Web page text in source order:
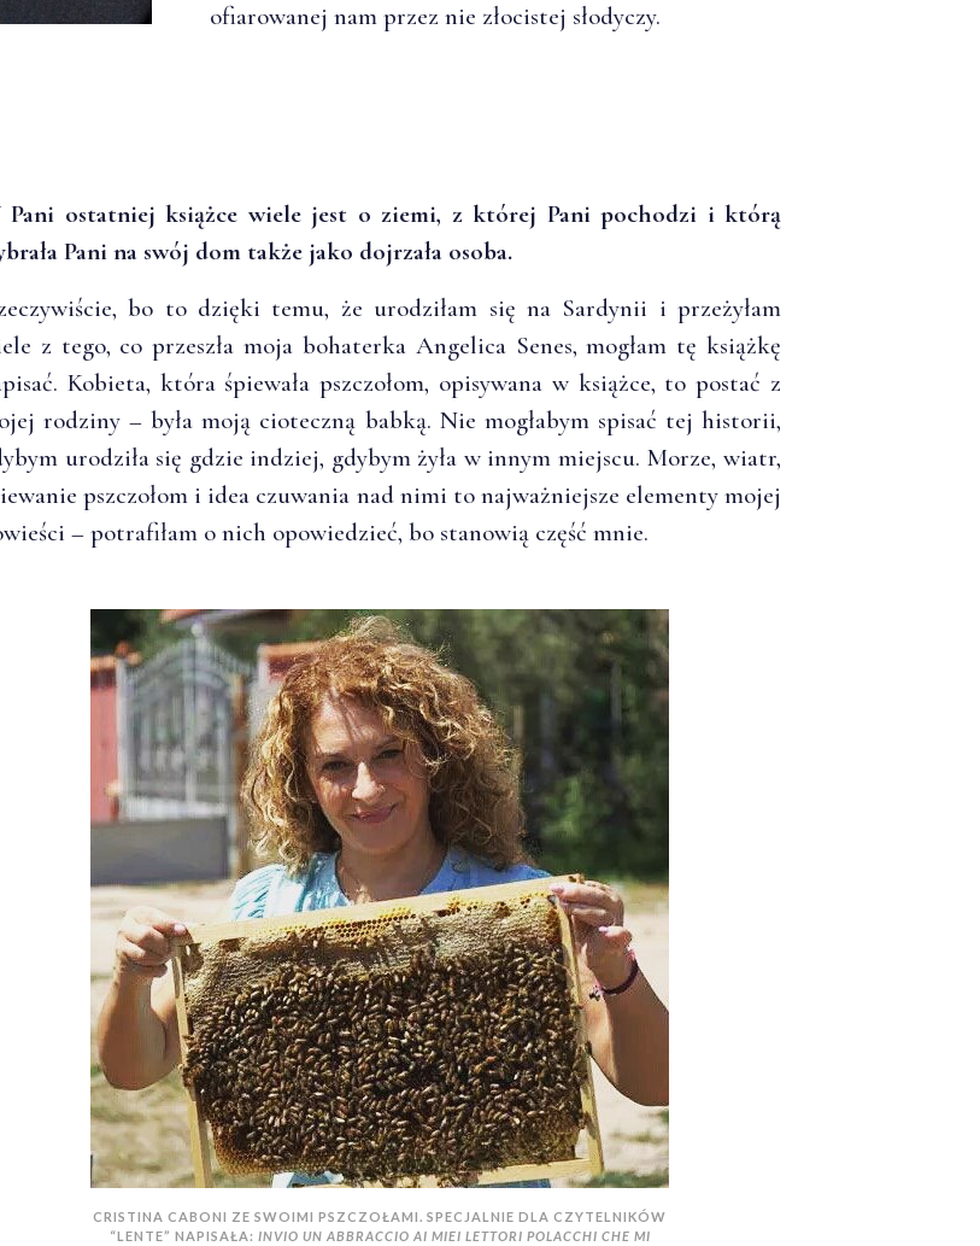
ofiarowanej nam przez nie złocistej słodyczy.
Pani ostatniej książce wiele jest o ziemi, z której Pani pochodzi i którą
Pani na swój dom także jako dojrzała osoba.
bo to dzięki temu, że urodziłam się na Sardynii i przeżyłam
z tego, co przeszła moja bohaterka Angelica Senes, mogłam tę książkę
Kobieta, która śpiewała pszczołom, opisywana w książce, to postać z
rodziny – była moją cioteczną babką. Nie mogłabym spisać tej historii,
urodziła się gdzie indziej, gdybym żyła w innym miejscu. Morze, wiatr,
pszczołom i idea czuwania nad nimi to najważniejsze elementy mojej
– potrafiłam o nich opowiedzieć, bo stanowią część mnie.
CRISTINA CABONI ZE SWOIMI PSZCZOŁAMI. SPECJALNIE DLA CZYTELNIKÓW
“LENTE” NAPISAŁA: INVIO UN ABBRACCIO AI MIEI LETTORI POLACCHI CHE MI